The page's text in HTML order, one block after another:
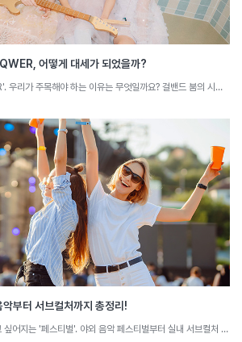
어떻게 대세가 되었을까?
화제의 4인조 걸밴드 'QWER'. 우리가 주목해야 하는 이유는 무엇일까요? 걸밴드 붐의 시작점이 된 QWER의 특징을 소셜 빅데이터로 분석해 봅니다.
부터 서브컬처까지 총정리!
날씨 좋은 계절이 오면 꼭 가고 싶어지는 '페스티벌'. 야외 음악 페스티벌부터 실내 서브컬처 페스티벌까지, 행사마다 가진 속성들이 존재합니다. 요즘 뜨는 페스티벌과 그 특징을 소셜 빅데이터로 분석해 봅니다.